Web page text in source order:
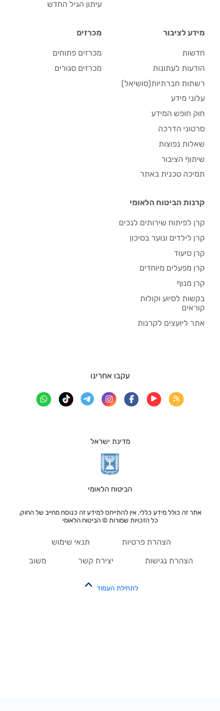
עיתון הגיל החדש
מידע לציבור
חדשות
הודעות לעתונות
רשתות חברתיות(סושיאל)
עלוני מידע
חוק חופש המידע
סרטוני הדרכה
שאלות נפוצות
שיתוף הציבור
תמיכה טכנית באתר
מכרזים
מכרזים פתוחים
מכרזים סגורים
קרנות הביטוח הלאומי
קרן לפיתוח שירותים לנכים
קרן לילדים ונוער בסיכון
קרן סיעוד
קרן מפעלים מיוחדים
קרן מנוף
בקשות לסיוע וקולות
קוראים
אתר ליועצים לקרנות
מדינת ישראל
הביטוח הלאומי
אתר זה כולל מידע כללי, אין להתייחס למידע זה כנוסח מחייב של החוק.
כל הזכויות שמורות © הביטוח הלאומי
עקבו אחרינו
הצהרת פרטיות תנאי שימוש
הצהרת נגישות יצירת קשר משוב
לתחילת העמוד